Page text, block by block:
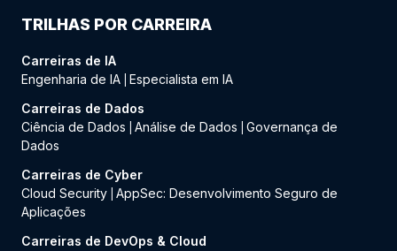
TRILHAS POR CARREIRA
Carreiras de IA
Engenharia de IA Especialista em IA
Carreiras de Dados
Ciência de Dados
Análise de Dados
Governança de
Dados
Carreiras de Cyber
Cloud Security AppSec: Desenvolvimento Seguro de
Aplicações
Carreiras de DevOps & Cloud